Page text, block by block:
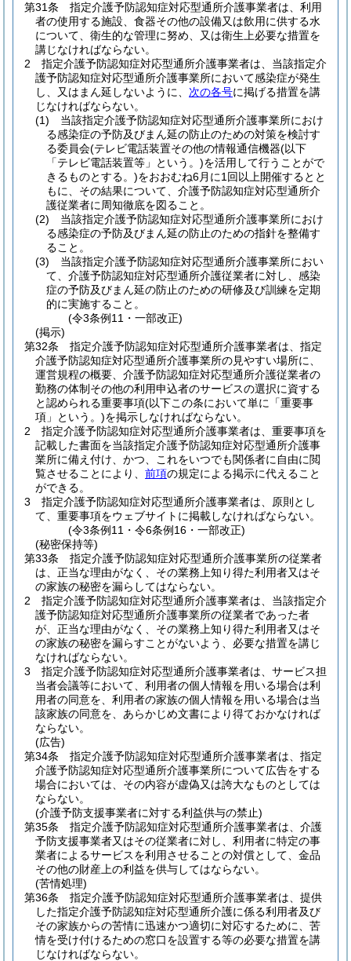
第31条
指定介護予防認知症対応型通所介護事業者は、利用
者の使用する施設、食器その他の設備又は飲用に供する水
について、衛生的な管理に努め、又は衛生上必要な措置を
講じなければならない。
2
指定介護予防認知症対応型通所介護事業者は、当該指定介
護予防認知症対応型通所介護事業所において感染症が発生
し、又はまん延しないように、 次の各号に掲げる措置を講
じなければならない。
(1)
当該指定介護予防認知症対応型通所介護事業所におけ
る感染症の予防及びまん延の防止のための対策を検討す
る委員会(テレビ電話装置その他の情報通信機器(以下
「テレビ電話装置等」という。)を活用して行うことがで
きるものとする。)をおおむね6月に1回以上開催するとと
もに、その結果について、介護予防認知症対応型通所介
護従業者に周知徹底を図ること。
(2)
当該指定介護予防認知症対応型通所介護事業所におけ
る感染症の予防及びまん延の防止のための指針を整備す
ること。
(3)
当該指定介護予防認知症対応型通所介護事業所におい
て、介護予防認知症対応型通所介護従業者に対し、感染
症の予防及びまん延の防止のための研修及び訓練を定期
的に実施すること。
(令3条例11・一部改正)
(掲示)
第32条
指定介護予防認知症対応型通所介護事業者は、指定
介護予防認知症対応型通所介護事業所の見やすい場所に、
運営規程の概要、介護予防認知症対応型通所介護従業者の
勤務の体制その他の利用申込者のサービスの選択に資する
と認められる重要事項(以下この条において単に「重要事
項」という。)を掲示しなければならない。
2
指定介護予防認知症対応型通所介護事業者は、重要事項を
記載した書面を当該指定介護予防認知症対応型通所介護事
業所に備え付け、かつ、これをいつでも関係者に自由に閲
覧させることにより、 前項の規定による掲示に代えること
ができる。
3
指定介護予防認知症対応型通所介護事業者は、原則とし
て、重要事項をウェブサイトに掲載しなければならない。
(令3条例11・令6条例16・一部改正)
(秘密保持等)
第33条
指定介護予防認知症対応型通所介護事業所の従業者
は、正当な理由がなく、その業務上知り得た利用者又はそ
の家族の秘密を漏らしてはならない。
2
指定介護予防認知症対応型通所介護事業者は、当該指定介
護予防認知症対応型通所介護事業所の従業者であった者
が、正当な理由がなく、その業務上知り得た利用者又はそ
の家族の秘密を漏らすことがないよう、必要な措置を講じ
なければならない。
3
指定介護予防認知症対応型通所介護事業者は、サービス担
当者会議等において、利用者の個人情報を用いる場合は利
用者の同意を、利用者の家族の個人情報を用いる場合は当
該家族の同意を、あらかじめ文書により得ておかなければ
ならない。
(広告)
第34条
指定介護予防認知症対応型通所介護事業者は、指定
介護予防認知症対応型通所介護事業所について広告をする
場合においては、その内容が虚偽又は誇大なものとしては
ならない。
(介護予防支援事業者に対する利益供与の禁止)
第35条
指定介護予防認知症対応型通所介護事業者は、介護
予防支援事業者又はその従業者に対し、利用者に特定の事
業者によるサービスを利用させることの対償として、金品
その他の財産上の利益を供与してはならない。
(苦情処理)
第36条
指定介護予防認知症対応型通所介護事業者は、提供
した指定介護予防認知症対応型通所介護に係る利用者及び
その家族からの苦情に迅速かつ適切に対応するために、苦
情を受け付けるための窓口を設置する等の必要な措置を講
じなければならない。